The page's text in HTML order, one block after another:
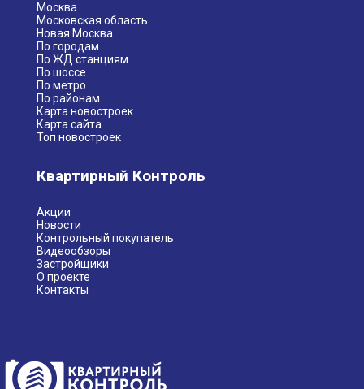
Москва
Московская область
Новая Москва
По городам
По ЖД станциям
По шоссе
По метро
По районам
Карта новостроек
Карта сайта
Топ новостроек
Квартирный Контроль
Акции
Новости
Контрольный покупатель
Видеообзоры
Застройщики
О проекте
Контакты